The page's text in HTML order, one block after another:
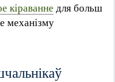
кіраванне для больш
механізму